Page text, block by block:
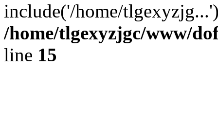
include('/home/
/home/tlgexyzjgc/www/
line 15